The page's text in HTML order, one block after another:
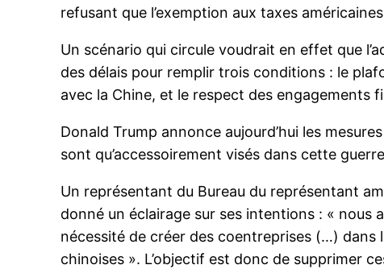
refusant que l’exemption aux taxes
Un scénario qui circule voudrait en effet que
des délais pour remplir trois conditions : le
avec la Chine, et le respect des engagements
Donald Trump annonce aujourd’hui les
sont qu’accessoirement visés dans cette
Un représentant du Bureau du représentant
donné un éclairage sur ses intentions : « nous
nécessité de créer des coentreprises (…) dans
chinoises ». L’objectif est donc de supprimer